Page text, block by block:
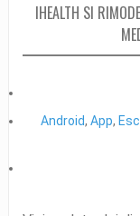
IHEALTH SI
Android,App,